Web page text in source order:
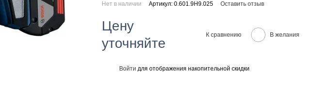
Нет в наличии Артикул: 0.601.9H9.025 Оставить отзыв
Цену
уточняйте
К сравнению В желания
Войти для отображения накопительной скидки